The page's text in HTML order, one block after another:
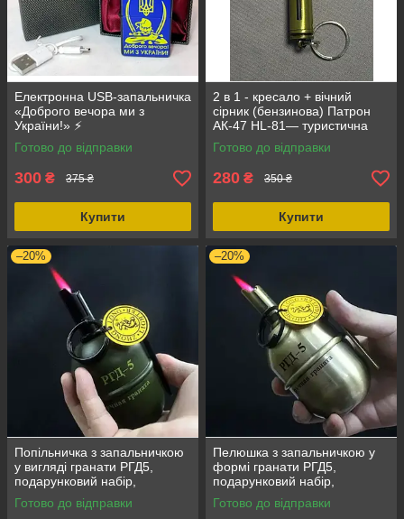
Електронна USB-запальничка
«Доброго вечора ми з
України!» ⚡
перезаряджувана,
подарункова, патріотична
запальничка з гербом Україн
Готово до відправки
300 ₴ 375 ₴
Купити
2 в 1 - кресало + вічний
сірник (бензинова) Патрон
АК-47 HL-81— туристична
запальничка для походу,
кемпінгу, виживання,
Готово до відправки
280 ₴ 350 ₴
Купити
–20%
Попільничка з запальничкою
у вигляді гранати РГД5,
подарунковий набір,
стильний аксесуар, ідея для
подарунка
Готово до відправки
–20%
Пелюшка з запальничкою у
формі гранати РГД5,
подарунковий набір,
стильний аксесуар, ідея для
подарунка Бронзовий
Готово до відправки